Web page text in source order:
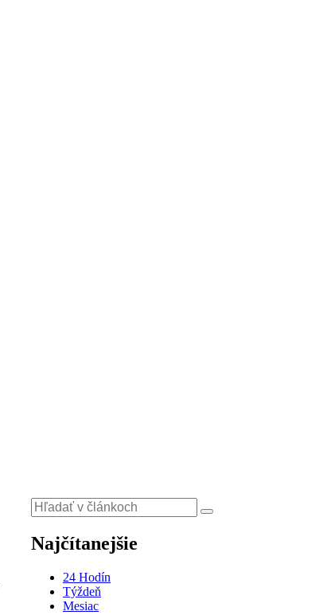
Najčítanejšie
24 Hodín
Týždeň
Mesiac